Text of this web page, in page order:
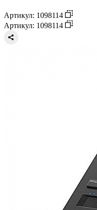
Артикул: 1098114
Артикул: 1098114